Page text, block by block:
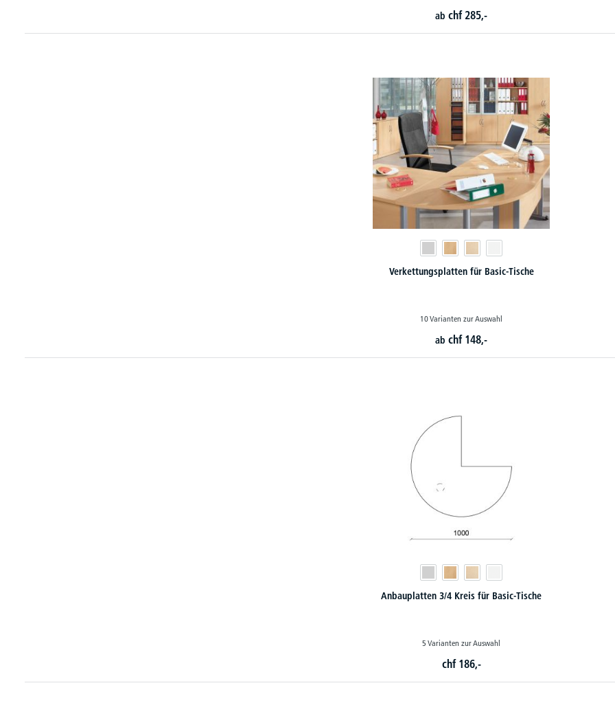
ab chf 285,-
Verkettungsplatten für Basic-Tische
10 Varianten zur Auswahl
ab chf 148,-
Anbauplatten 3/4 Kreis für Basic-Tische
5 Varianten zur Auswahl
chf 186,-